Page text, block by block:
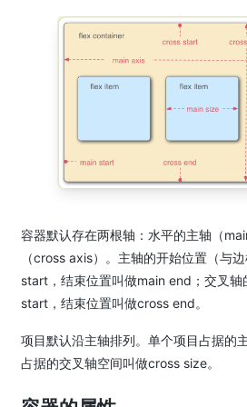
容器默认存在两根轴：水平的主轴（
（cross axis）。主轴的开始位置（与
start，结束位置叫做main end；交叉
start，结束位置叫做cross end。
项目默认沿主轴排列。单个项目占据的
占据的交叉轴空间叫做cross size。